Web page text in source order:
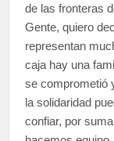
de las fronteras
Gente, quiero
representan
caja hay una
se comprometió
la solidaridad
confiar, por